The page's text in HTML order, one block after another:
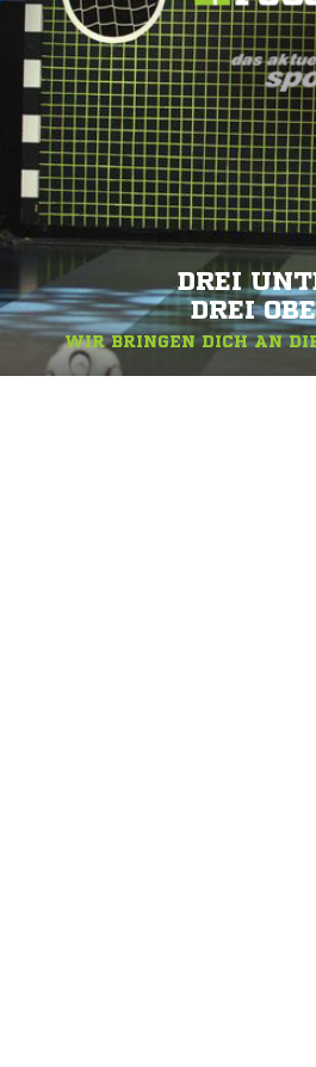
DREI
DREI
WIR BRINGEN DICH AN